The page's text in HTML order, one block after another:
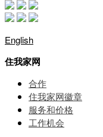
English
住我家网
合作
住我家网徽章
服务和价格
⼯作机会